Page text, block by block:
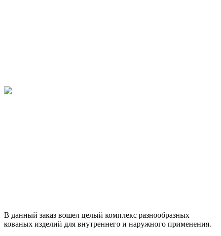
В данный заказ вошел целый комплекс разнообразных
кованых изделий для внутреннего и наружного применения.